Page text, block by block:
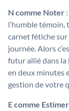
N comme Noter
l’humble témoin,
carnet fétiche
journée. Alors
futur allié dans la
en deux minutes
gestion de votre
E comme Estimer